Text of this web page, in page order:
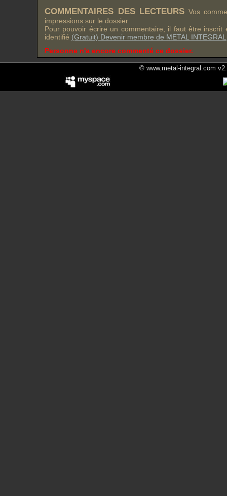
COMMENTAIRES DES LECTEURS Vos
impressions sur le dossier
Pour pouvoir écrire un commentaire, il faut être
identifié (Gratuit) Devenir membre de METAL INTEGRAL
Personne n'a encore commenté ce dossier.
© www.metal-integral.com